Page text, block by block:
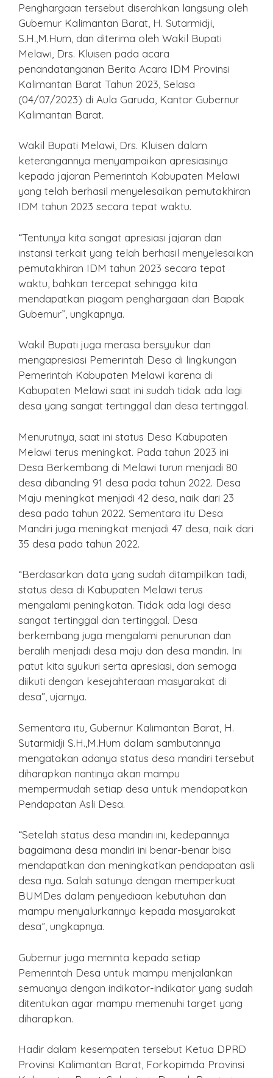
Penghargaan tersebut diserahkan langsung oleh
Gubernur Kalimantan Barat, H. Sutarmidji,
S.H.,M.Hum, dan diterima oleh Wakil Bupati
Melawi, Drs. Kluisen pada acara
penandatanganan Berita Acara IDM Provinsi
Kalimantan Barat Tahun 2023, Selasa
(04/07/2023) di Aula Garuda, Kantor Gubernur
Kalimantan Barat.
Wakil Bupati Melawi, Drs. Kluisen dalam
keterangannya menyampaikan apresiasinya
kepada jajaran Pemerintah Kabupaten Melawi
yang telah berhasil menyelesaikan pemutakhiran
IDM tahun 2023 secara tepat waktu.
“Tentunya kita sangat apresiasi jajaran dan
instansi terkait yang telah berhasil menyelesaikan
pemutakhiran IDM tahun 2023 secara tepat
waktu, bahkan tercepat sehingga kita
mendapatkan piagam penghargaan dari Bapak
Gubernur”, ungkapnya.
Wakil Bupati juga merasa bersyukur dan
mengapresiasi Pemerintah Desa di lingkungan
Pemerintah Kabupaten Melawi karena di
Kabupaten Melawi saat ini sudah tidak ada lagi
desa yang sangat tertinggal dan desa tertinggal.
Menurutnya, saat ini status Desa Kabupaten
Melawi terus meningkat. Pada tahun 2023 ini
Desa Berkembang di Melawi turun menjadi 80
desa dibanding 91 desa pada tahun 2022. Desa
Maju meningkat menjadi 42 desa, naik dari 23
desa pada tahun 2022. Sementara itu Desa
Mandiri juga meningkat menjadi 47 desa, naik dari
35 desa pada tahun 2022.
“Berdasarkan data yang sudah ditampilkan tadi,
status desa di Kabupaten Melawi terus
mengalami peningkatan. Tidak ada lagi desa
sangat tertinggal dan tertinggal. Desa
berkembang juga mengalami penurunan dan
beralih menjadi desa maju dan desa mandiri. Ini
patut kita syukuri serta apresiasi, dan semoga
diikuti dengan kesejahteraan masyarakat di
desa”, ujarnya.
Sementara itu, Gubernur Kalimantan Barat, H.
Sutarmidji S.H.,M.Hum dalam sambutannya
mengatakan adanya status desa mandiri tersebut
diharapkan nantinya akan mampu
mempermudah setiap desa untuk mendapatkan
Pendapatan Asli Desa.
“Setelah status desa mandiri ini, kedepannya
bagaimana desa mandiri ini benar-benar bisa
mendapatkan dan meningkatkan pendapatan asli
desa nya. Salah satunya dengan memperkuat
BUMDes dalam penyediaan kebutuhan dan
mampu menyalurkannya kepada masyarakat
desa”, ungkapnya.
Gubernur juga meminta kepada setiap
Pemerintah Desa untuk mampu menjalankan
semuanya dengan indikator-indikator yang sudah
ditentukan agar mampu memenuhi target yang
diharapkan.
Hadir dalam kesempaten tersebut Ketua DPRD
Provinsi Kalimantan Barat, Forkopimda Provinsi